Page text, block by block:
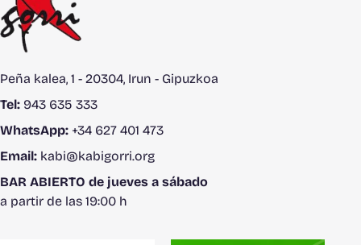
Peña kalea, 1 - 20304, Irun - Gipuzkoa
Tel: 943 635 333
WhatsApp: +34 627 401 473
Email: kabi@kabigorri.org
BAR ABIERTO de jueves a sábado
a partir de las 19:00 h